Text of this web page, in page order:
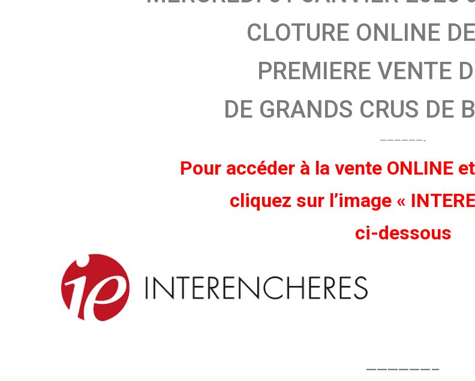
CLOTURE ONLINE
PREMIERE VENTE
DE GRANDS CRUS DE
——————-
Pour accéder à la vente ONLINE
cliquez sur l’image «
ci-dessous
——————–